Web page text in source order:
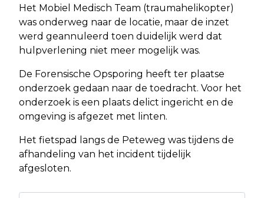
Het Mobiel Medisch Team (traumahelikopter)
was onderweg naar de locatie, maar de inzet
werd geannuleerd toen duidelijk werd dat
hulpverlening niet meer mogelijk was.
De Forensische Opsporing heeft ter plaatse
onderzoek gedaan naar de toedracht. Voor het
onderzoek is een plaats delict ingericht en de
omgeving is afgezet met linten.
Het fietspad langs de Peteweg was tijdens de
afhandeling van het incident tijdelijk
afgesloten.